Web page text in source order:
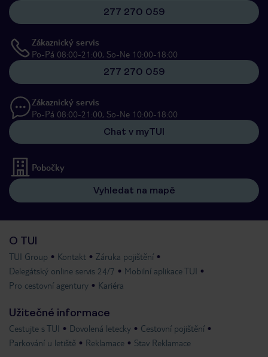
277 270 059
Zákaznický servis
Po-Pá 08:00-21:00, So-Ne 10:00-18:00
277 270 059
Zákaznický servis
Po-Pá 08:00-21:00, So-Ne 10:00-18:00
Chat v myTUI
Pobočky
Vyhledat na mapě
O TUI
TUI Group Kontakt
Záruka pojištění
Delegátský online servis 24/7
Mobilní aplikace TUI
Pro cestovní agentury
Kariéra
Užitečné informace
Cestujte s TUI Dovolená letecky
Cestovní pojištění
Parkování u letiště
Reklamace Stav Reklamace